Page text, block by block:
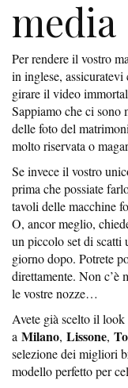
media
Per rendere il vostro
in inglese, assicuratevi
girare il video
Sappiamo che ci
delle foto del
molto riservata o
Se invece il vostro
prima che possiate
tavoli delle macchine
O, ancor meglio,
un piccolo set di
giorno dopo. Potrete
direttamente. Non c’è
le vostre nozze…
Avete già scelto il
a Milano, Lissone,
selezione dei migliori
modello perfetto per